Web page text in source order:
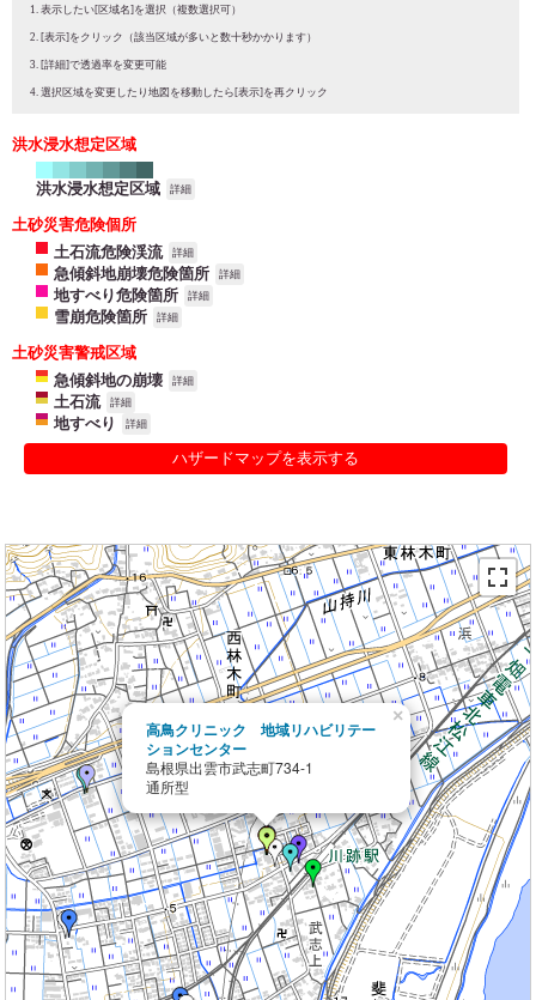
表示したい[区域名]を選択（複数選択可）
[表示]をクリック（該当区域が多いと数十秒かかります）
[詳細]で透過率を変更可能
選択区域を変更したり地図を移動したら[表示]を再クリック
洪水浸水想定区域
洪水浸水想定区域 詳細
土砂災害危険個所
土石流危険渓流
詳細
急傾斜地崩壊危険箇所 詳細
地すべり危険箇所 詳細
雪崩危険箇所 詳細
土砂災害警戒区域
急傾斜地の崩壊
詳細
土石流 詳細
地すべり 詳細
ハザードマップを表示する
高鳥クリニック 地域リハビリテー
ションセンター
島根県出雲市武志町734-1
通所型
×